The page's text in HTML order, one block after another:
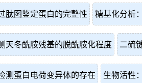
肽图鉴定蛋白的完整性 糖基化分析
天冬酰胺残基的脱酰胺化程度 二硫
测蛋白电荷变异体的存在 生物活性